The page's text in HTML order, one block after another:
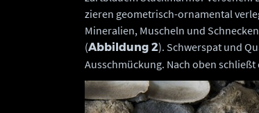
zieren geometrisch-ornamental
Mineralien, Muscheln und Schnecken
(Abbildung 2). Schwerspat und
Ausschmückung. Nach oben